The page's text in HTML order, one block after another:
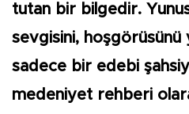
tutan bir bilgedir.
sevgisini, hoşgörüsünü
sadece bir edebi
medeniyet rehberi